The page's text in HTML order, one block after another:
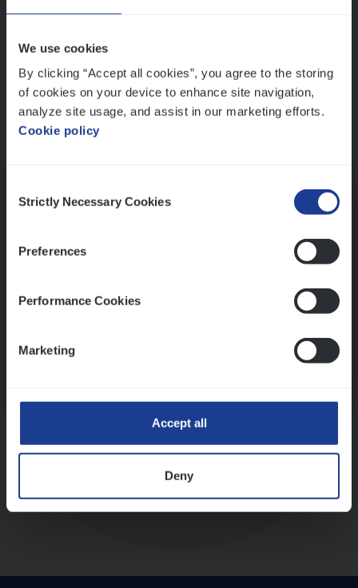
We use cookies
By clicking “Accept all cookies”, you agree to the storing
of cookies on your device to enhance site navigation,
analyze site usage, and assist in our marketing efforts.
Cookie policy
Selection
Strictly Necessary Cookies
Preferences
Performance Cookies
Marketing
Accept all
Deny